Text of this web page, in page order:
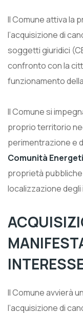
Il Comune attiva la
l’acquisizione di
soggetti giuridici
confronto con la
funzionamento
Il Comune si
proprio territorio
perimentrazione e
Comunità
proprietà
localizzazione degli
Il Comune avvierà
l’acquisizione di